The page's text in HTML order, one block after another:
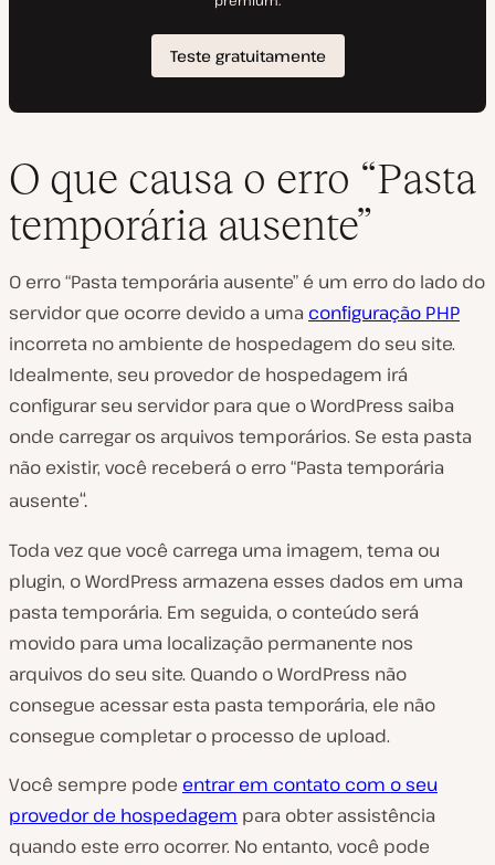
O que causa o erro “Pasta
temporária ausente”
O erro “Pasta temporária ausente” é um erro do lado do
servidor que ocorre devido a uma configuração PHP
incorreta no ambiente de hospedagem do seu site.
Idealmente, seu provedor de hospedagem irá
configurar seu servidor para que o WordPress saiba
onde carregar os arquivos temporários. Se esta pasta
não existir, você receberá o erro “Pasta temporária
ausente“.
Toda vez que você carrega uma imagem, tema ou
plugin, o WordPress armazena esses dados em uma
pasta temporária. Em seguida, o conteúdo será
movido para uma localização permanente nos
arquivos do seu site. Quando o WordPress não
consegue acessar esta pasta temporária, ele não
consegue completar o processo de upload.
Você sempre pode entrar em contato com o seu
provedor de hospedagem para obter assistência
quando este erro ocorrer. No entanto, você pode